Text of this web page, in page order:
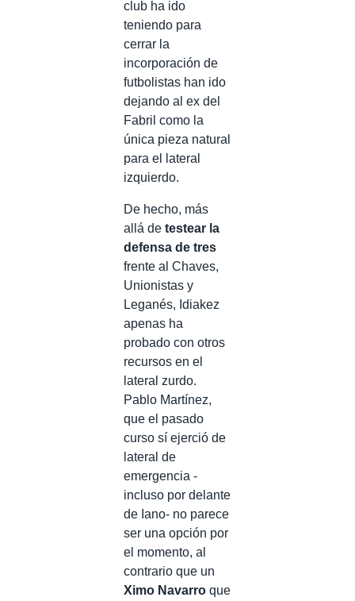
club ha ido
teniendo para
cerrar la
incorporación de
futbolistas han ido
dejando al ex del
Fabril como la
única pieza natural
para el lateral
izquierdo.
De hecho, más
allá de testear la
defensa de tres
frente al Chaves,
Unionistas y
Leganés, Idiakez
apenas ha
probado con otros
recursos en el
lateral zurdo.
Pablo Martínez,
que el pasado
curso sí ejerció de
lateral de
emergencia -
incluso por delante
de Iano- no parece
ser una opción por
el momento, al
contrario que un
Ximo Navarro que